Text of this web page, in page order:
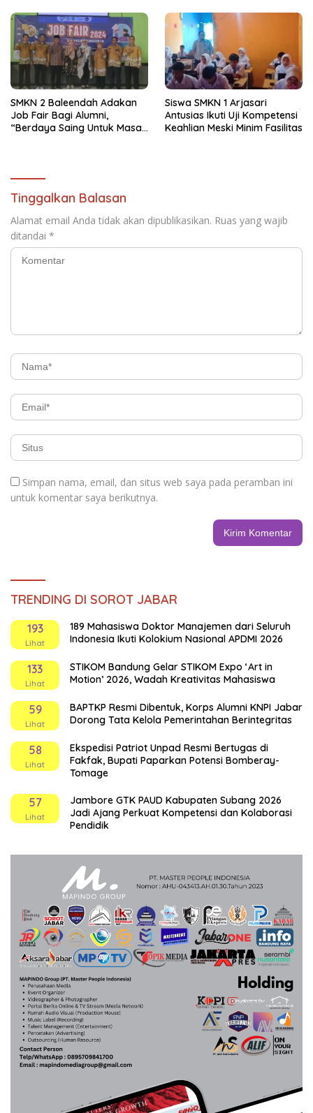
SMKN 2 Baleendah Adakan
Job Fair Bagi Alumni,
“Berdaya Saing Untuk Masa
Siswa SMKN 1 Arjasari
Antusias Ikuti Uji Kompetensi
Keahlian Meski Minim Fasilitas
Tinggalkan Balasan
Alamat email Anda tidak akan dipublikasikan. Ruas yang wajib
ditandai *
Simpan nama, email, dan situs web saya pada peramban ini
untuk komentar saya berikutnya.
TRENDING DI SOROT JABAR
193
Lihat
189 Mahasiswa Doktor Manajemen dari Seluruh
Indonesia Ikuti Kolokium Nasional APDMI 2026
133
Lihat
STIKOM Bandung Gelar STIKOM Expo ‘Art in
Motion’ 2026, Wadah Kreativitas Mahasiswa
59
Lihat
BAPTKP Resmi Dibentuk, Korps Alumni KNPI Jabar
Dorong Tata Kelola Pemerintahan Berintegritas
58
Lihat
Ekspedisi Patriot Unpad Resmi Bertugas di
Fakfak, Bupati Paparkan Potensi Bomberay-
Tomage
57
Lihat
Jambore GTK PAUD Kabupaten Subang 2026
Jadi Ajang Perkuat Kompetensi dan Kolaborasi
Pendidik